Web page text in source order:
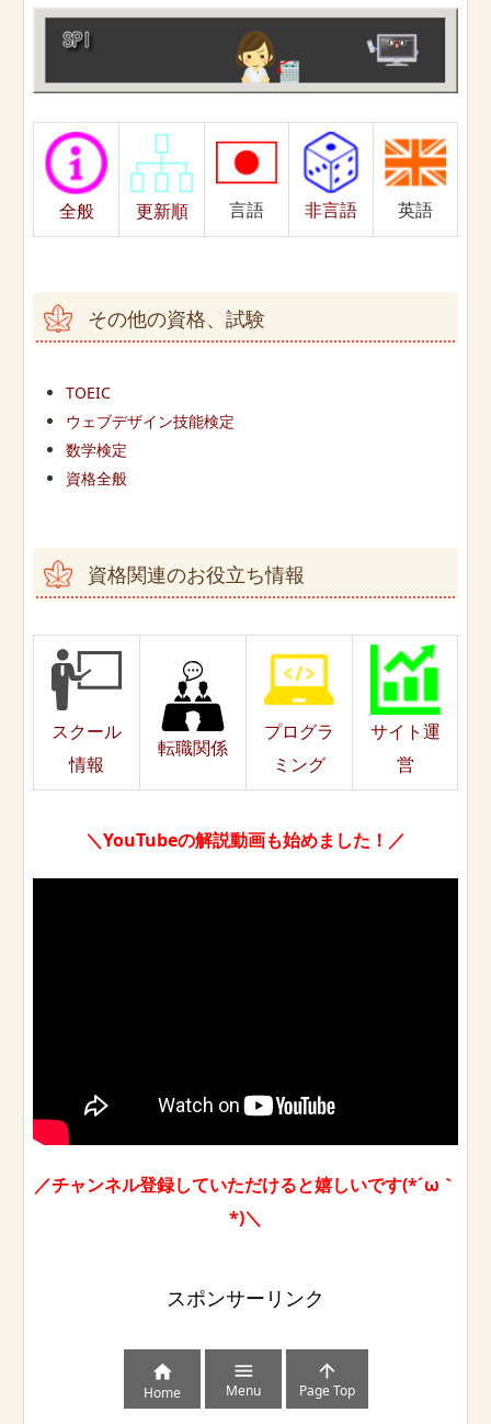
全般 更新順 言語 非言語 英語
その他の資格、試験
TOEIC
ウェブデザイン技能検定
数学検定
資格全般
資格関連のお役立ち情報
スクール
情報
転職関係
プログラ
ミング
サイト運
営
＼YouTubeの解説動画も始めました！／
／チャンネル登録していただけると嬉しいです(*´ω｀
*)＼
スポンサーリンク

Home

Menu

Page Top